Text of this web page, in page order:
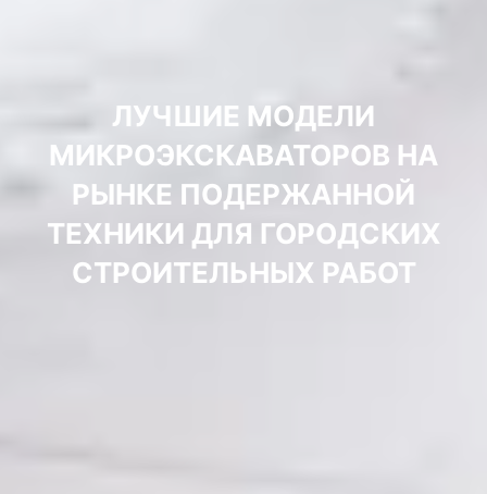
ЛУЧШИЕ МОДЕЛИ
МИКРОЭКСКАВАТОРОВ НА
РЫНКЕ ПОДЕРЖАННОЙ
ТЕХНИКИ ДЛЯ ГОРОДСКИХ
СТРОИТЕЛЬНЫХ РАБОТ